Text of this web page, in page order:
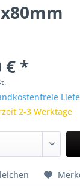
€ *
2-3 Werktage